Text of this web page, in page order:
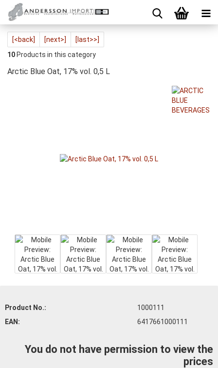
[<back] [next>]
[last>>]
10 Products in this category
Arctic Blue Oat, 17% vol. 0,5 L
Product No.:
1000111
EAN:
6417661000111
You do not have permission to view the
prices